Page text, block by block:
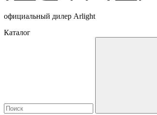
официальный дилер Arlight
Каталог